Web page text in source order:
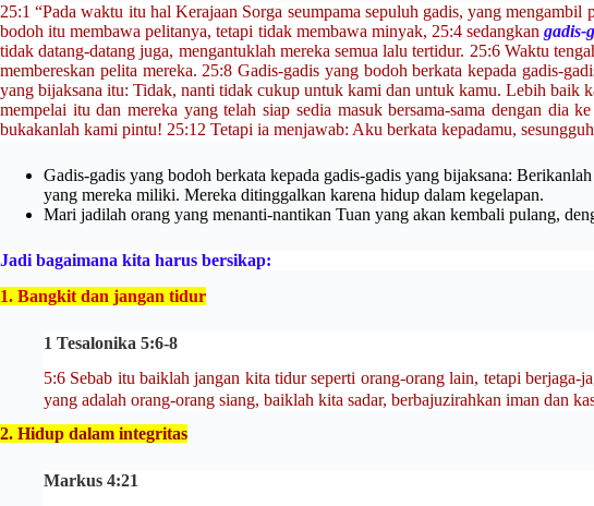
25:1 “Pada waktu itu hal Kerajaan Sorga seumpama sepuluh gadis, yang
bodoh itu membawa pelitanya, tetapi tidak membawa minyak, 25:4 sedangkangadis-
tidak datang-datang juga, mengantuklah mereka semua lalu tertidur. 25:6 Waktu
membereskan pelita mereka. 25:8 Gadis-gadis yang bodoh berkata kepada gadis-
yang bijaksana itu: Tidak, nanti tidak cukup untuk kami dan untuk kamu. Lebih baik
mempelai itu dan mereka yang telah siap sedia masuk bersama-sama dengan
bukakanlah kami pintu! 25:12 Tetapi ia menjawab: Aku berkata kepadamu,
Gadis-gadis yang bodoh berkata kepada gadis-gadis yang bijaksana:
yang mereka miliki. Mereka ditinggalkan karena hidup dalam kegelapan.
Mari jadilah orang yang menanti-nantikan Tuan yang akan kembali pulang,
Jadi bagaimana kita harus bersikap:
1. Bangkit dan jangan tidur
1 Tesalonika 5:6-8
5:6 Sebab itu baiklah jangan kita tidur seperti orang-orang lain, tetapi
yang adalah orang-orang siang, baiklah kita sadar, berbajuzirahkan iman dan
2. Hidup dalam integritas
Markus 4:21